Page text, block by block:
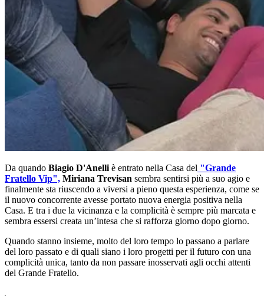
Da quando Biagio D'Anelli è entrato nella Casa del "Grande
Fratello Vip", Miriana Trevisan sembra sentirsi più a suo agio e
finalmente sta riuscendo a viversi a pieno questa esperienza, come se
il nuovo concorrente avesse portato nuova energia positiva nella
Casa. E tra i due la vicinanza e la complicità è sempre più marcata e
sembra essersi creata un’intesa che si rafforza giorno dopo giorno.
Quando stanno insieme, molto del loro tempo lo passano a parlare
del loro passato e di quali siano i loro progetti per il futuro con una
complicità unica, tanto da non passare inosservati agli occhi attenti
del Grande Fratello.